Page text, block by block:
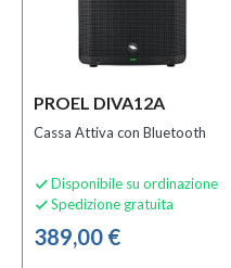
0,00 €
Solo
prodotti
PROEL DIVA12A
Cassa Attiva con Bluetooth
 Disponibile su ordinazione
 Spedizione gratuita
389,00 €